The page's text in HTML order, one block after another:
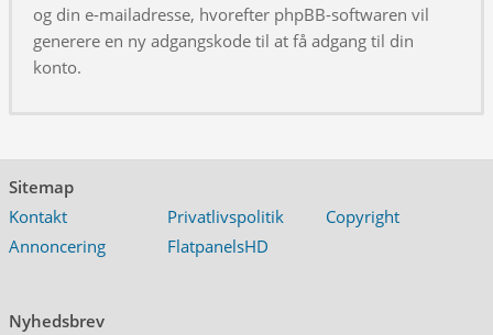
og din e-mailadresse, hvorefter phpBB-softwaren vil
generere en ny adgangskode til at få adgang til din
konto.
Sitemap
Kontakt
Privatlivspolitik
Copyright
Annoncering
FlatpanelsHD
Nyhedsbrev